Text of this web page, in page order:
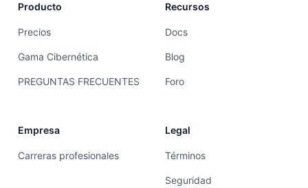
Producto
Precios
Gama Cibernética
PREGUNTAS FRECUENTES
Recursos
Docs
Blog
Foro
Empresa
Carreras profesionales
Legal
Términos
Seguridad